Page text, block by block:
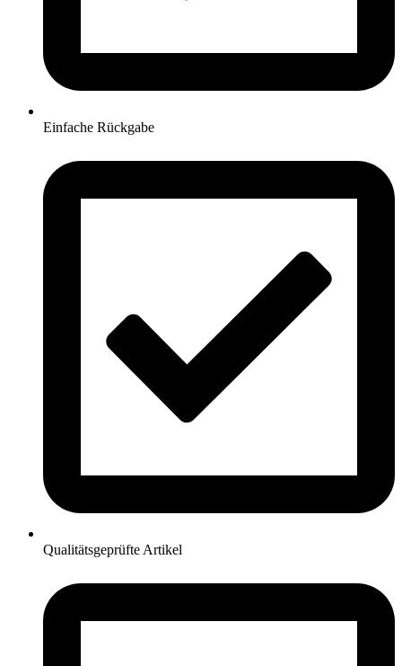
Einfache Rückgabe
Qualitätsgeprüfte Artikel